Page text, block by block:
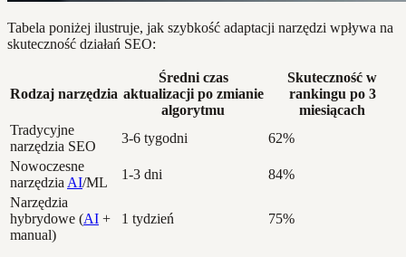
Tabela poniżej ilustruje, jak szybkość adaptacji narzędzi wpływa na
skuteczność działań SEO:
Rodzaj narzędzia
Średni czas
aktualizacji po zmianie
algorytmu
Skuteczność w
rankingu po 3
miesiącach
Tradycyjne
narzędzia SEO
3-6 tygodni
62%
Nowoczesne
narzędzia AI/ML
1-3 dni
84%
Narzędzia
hybrydowe (AI +
manual)
1 tydzień 75%